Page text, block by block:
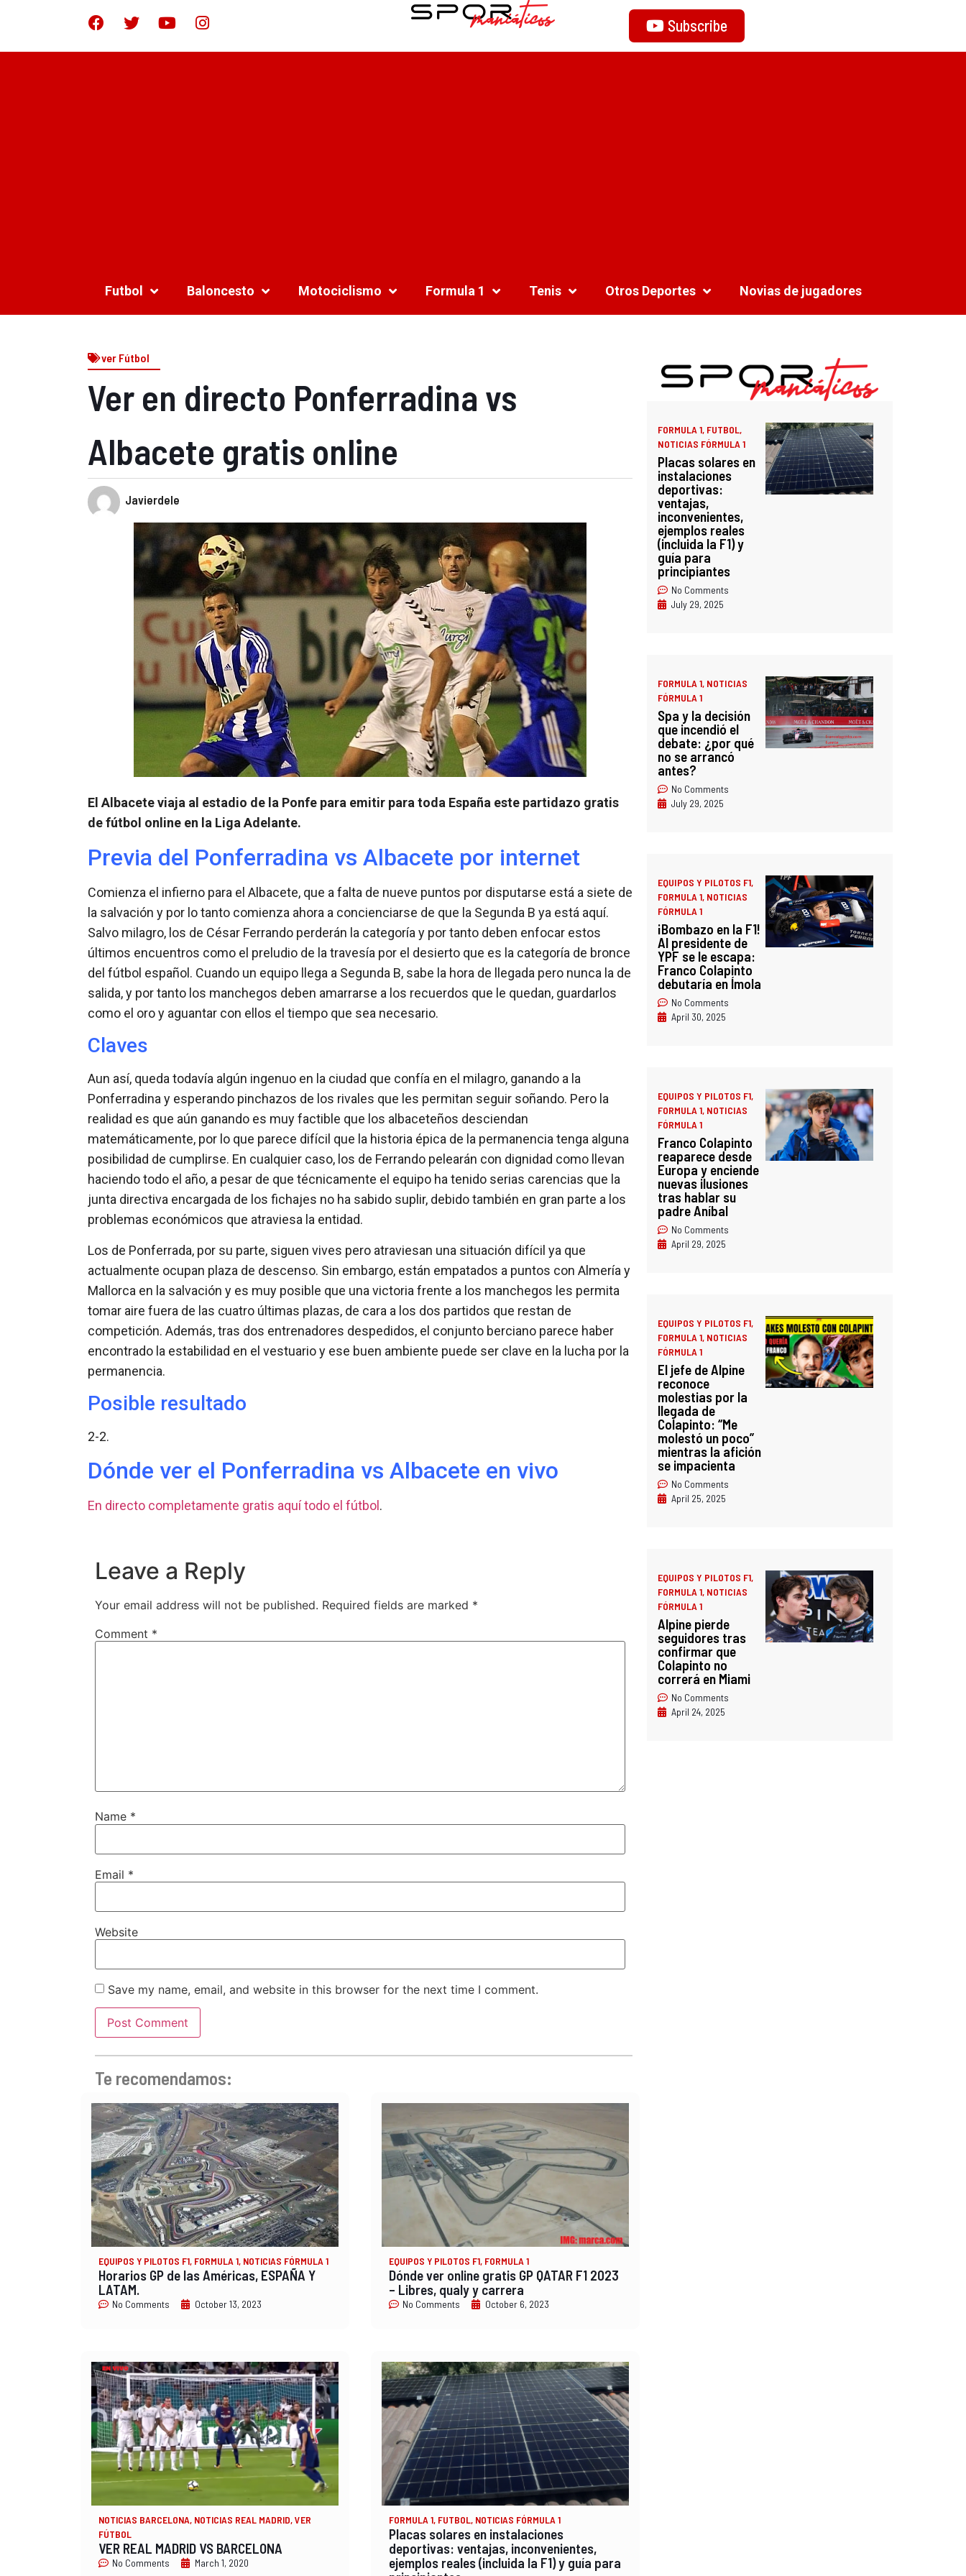
Subscribe
Futbol Baloncesto Motociclismo Formula 1 Tenis Otros Deportes Novias de jugadores
ver Fútbol
Ver en directo Ponferradina vs
Albacete gratis online
Javierdele
El Albacete viaja al estadio de la Ponfe para emitir para toda España este partidazo gratis
de fútbol online en la Liga Adelante.
Previa del Ponferradina vs Albacete por internet
Comienza el infierno para el Albacete, que a falta de nueve puntos por disputarse está a siete de
la salvación y por lo tanto comienza ahora a concienciarse de que la Segunda B ya está aquí.
Salvo milagro, los de César Ferrando perderán la categoría y por tanto deben enfocar estos
últimos encuentros como el preludio de la travesía por el desierto que es la categoría de bronce
del fútbol español. Cuando un equipo llega a Segunda B, sabe la hora de llegada pero nunca la de
salida, y por tanto los manchegos deben amarrarse a los recuerdos que le quedan, guardarlos
como el oro y aguantar con ellos el tiempo que sea necesario.
Claves
Aun así, queda todavía algún ingenuo en la ciudad que confía en el milagro, ganando a la
Ponferradina y esperando pinchazos de los rivales que les permitan seguir soñando. Pero la
realidad es que aún ganando es muy factible que los albaceteños desciendan
matemáticamente, por lo que parece difícil que la historia épica de la permanencia tenga alguna
posibilidad de cumplirse. En cualquier caso, los de Ferrando pelearán con dignidad como llevan
haciendo todo el año, a pesar de que técnicamente el equipo ha tenido serias carencias que la
junta directiva encargada de los fichajes no ha sabido suplir, debido también en gran parte a los
problemas económicos que atraviesa la entidad.
Los de Ponferrada, por su parte, siguen vives pero atraviesan una situación difícil ya que
actualmente ocupan plaza de descenso. Sin embargo, están empatados a puntos con Almería y
Mallorca en la salvación y es muy posible que una victoria frente a los manchegos les permita
tomar aire fuera de las cuatro últimas plazas, de cara a los dos partidos que restan de
competición. Además, tras dos entrenadores despedidos, el conjunto berciano parece haber
encontrado la estabilidad en el vestuario y ese buen ambiente puede ser clave en la lucha por la
permanencia.
Posible resultado
2-2.
Dónde ver el Ponferradina vs Albacete en vivo
En directo completamente gratis aquí todo el fútbol .
Leave a Reply
Your email address will not be published. Required fields are marked *
Comment *
Name *
Email *
Website
Save my name, email, and website in this browser for the next time I comment.
Te recomendamos:
EQUIPOS Y PILOTOS F1, FORMULA 1, NOTICIAS FÓRMULA 1
Horarios GP de las Américas, ESPAÑA Y
LATAM.
No Comments October 13, 2023
EQUIPOS Y PILOTOS F1, FORMULA 1
Dónde ver online gratis GP QATAR F1 2023
– Libres, qualy y carrera
No Comments October 6, 2023
NOTICIAS BARCELONA, NOTICIAS REAL MADRID,VER
FÚTBOL
VER REAL MADRID VS BARCELONA
No Comments March 1, 2020
FORMULA 1, FUTBOL, NOTICIAS FÓRMULA 1
Placas solares en instalaciones
deportivas: ventajas, inconvenientes,
ejemplos reales (incluida la F1) y guía para
FORMULA 1, FUTBOL,
NOTICIAS FÓRMULA 1
Placas solares en
instalaciones
deportivas:
ventajas,
inconvenientes,
ejemplos reales
(incluida la F1) y
guía para
principiantes
No Comments
July 29, 2025
FORMULA 1, NOTICIAS
FÓRMULA 1
Spa y la decisión
que incendió el
debate: ¿por qué
no se arrancó
antes?
No Comments
July 29, 2025
EQUIPOS Y PILOTOS F1,
FORMULA 1, NOTICIAS
FÓRMULA 1
¡Bombazo en la F1!
Al presidente de
YPF se le escapa:
Franco Colapinto
debutaría en Ímola
No Comments
April 30, 2025
EQUIPOS Y PILOTOS F1,
FORMULA 1, NOTICIAS
FÓRMULA 1
Franco Colapinto
reaparece desde
Europa y enciende
nuevas ilusiones
tras hablar su
padre Aníbal
No Comments
April 29, 2025
EQUIPOS Y PILOTOS F1,
FORMULA 1, NOTICIAS
FÓRMULA 1
El jefe de Alpine
reconoce
molestias por la
llegada de
Colapinto: “Me
molestó un poco”
mientras la afición
se impacienta
No Comments
April 25, 2025
EQUIPOS Y PILOTOS F1,
FORMULA 1, NOTICIAS
FÓRMULA 1
Alpine pierde
seguidores tras
confirmar que
Colapinto no
correrá en Miami
No Comments
April 24, 2025